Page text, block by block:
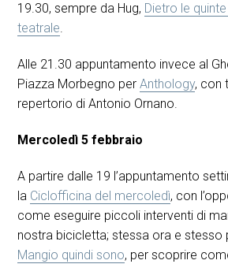
19.30, sempre da Hug, Dietro le
teatrale.
Alle 21.30 appuntamento invece al
Piazza Morbegno perAnthology, con
repertorio di Antonio Ornano.
Mercoledì 5 febbraio
A partire dalle 19 l’appuntamento
la Ciclofficina del mercoledì, con
come eseguire piccoli interventi di
nostra bicicletta; stessa ora e stesso
Mangio quindi sono, per scoprire